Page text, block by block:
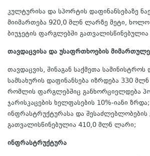
კულტურისა და სპორტის დაფინანსებაზე
მიიმართება 920,0 მლნ ლარზე მეტი,
ბიუჯეტის ფარგლებში
თავდაცვისა და უსაფრთხოების
თავდაცვის, შინაგან საქმეთა
სამსახურის დაფინანსება იზრდება 330
რომლის ფარგლებშიც განხორციელდება
ჯარისკაცების ხელფასების 10%-იანი
ინფრასტრუქტურასა და შესაძლებლობების
გათვალისწინებულია 410,0 მლნ ლარი;
ინფრასტრუქტურა